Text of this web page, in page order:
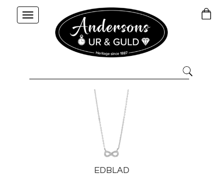
Toggle
navigation
EDBLAD